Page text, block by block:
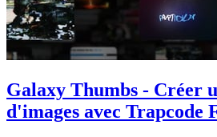
Galaxy Thumbs - Créer
d'images avec Trapcode